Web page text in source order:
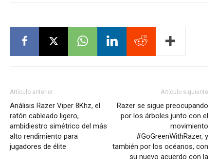
Artículo anterior
Análisis Razer Viper 8Khz, el
ratón cableado ligero,
ambidiestro simétrico del más
alto rendimiento para
jugadores de élite
Artículo siguiente
Razer se sigue preocupando
por los árboles junto con el
movimiento
#GoGreenWithRazer, y
también por los océanos, con
su nuevo acuerdo con la